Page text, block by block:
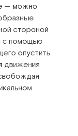
— можно
стороной
с помощью
опустить
движения